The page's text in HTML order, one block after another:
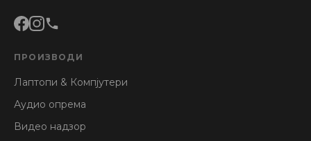
ПРОИЗВОДИ
Лаптопи & Компјутери
Аудио опрема
Видео надзор